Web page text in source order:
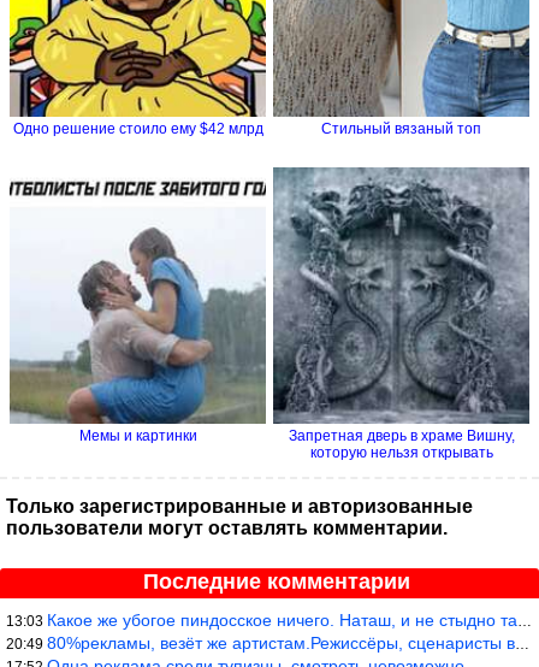
Одно решение стоило ему $42 млрд Стильный вязаный топ
Мемы и картинки
Запретная дверь в храме Вишну,
которую нельзя открывать
Только зарегистрированные и авторизованные
пользователи могут оставлять комментарии.
Последние комментарии
13:03 Какое же убогое пиндосское ничего. Наташ, и не стыдно такую фигн
20:49 80%рекламы, везёт же артистам.Режиссёры, сценаристы вы где или к